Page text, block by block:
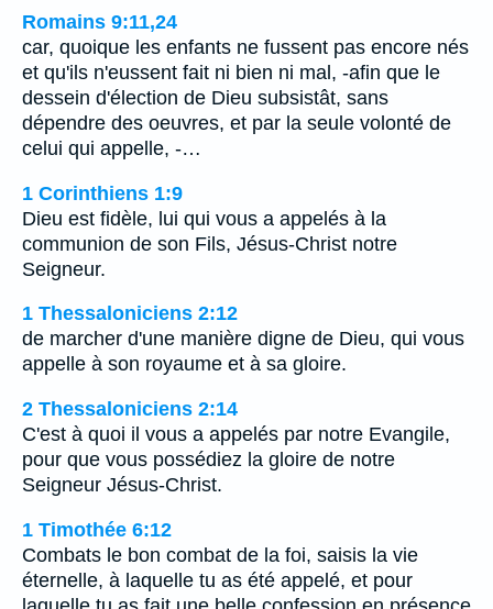
Romains 9:11,24
car, quoique les enfants ne fussent pas encore nés
et qu'ils n'eussent fait ni bien ni mal, -afin que le
dessein d'élection de Dieu subsistât, sans
dépendre des oeuvres, et par la seule volonté de
celui qui appelle, -…
1 Corinthiens 1:9
Dieu est fidèle, lui qui vous a appelés à la
communion de son Fils, Jésus-Christ notre
Seigneur.
1 Thessaloniciens 2:12
de marcher d'une manière digne de Dieu, qui vous
appelle à son royaume et à sa gloire.
2 Thessaloniciens 2:14
C'est à quoi il vous a appelés par notre Evangile,
pour que vous possédiez la gloire de notre
Seigneur Jésus-Christ.
1 Timothée 6:12
Combats le bon combat de la foi, saisis la vie
éternelle, à laquelle tu as été appelé, et pour